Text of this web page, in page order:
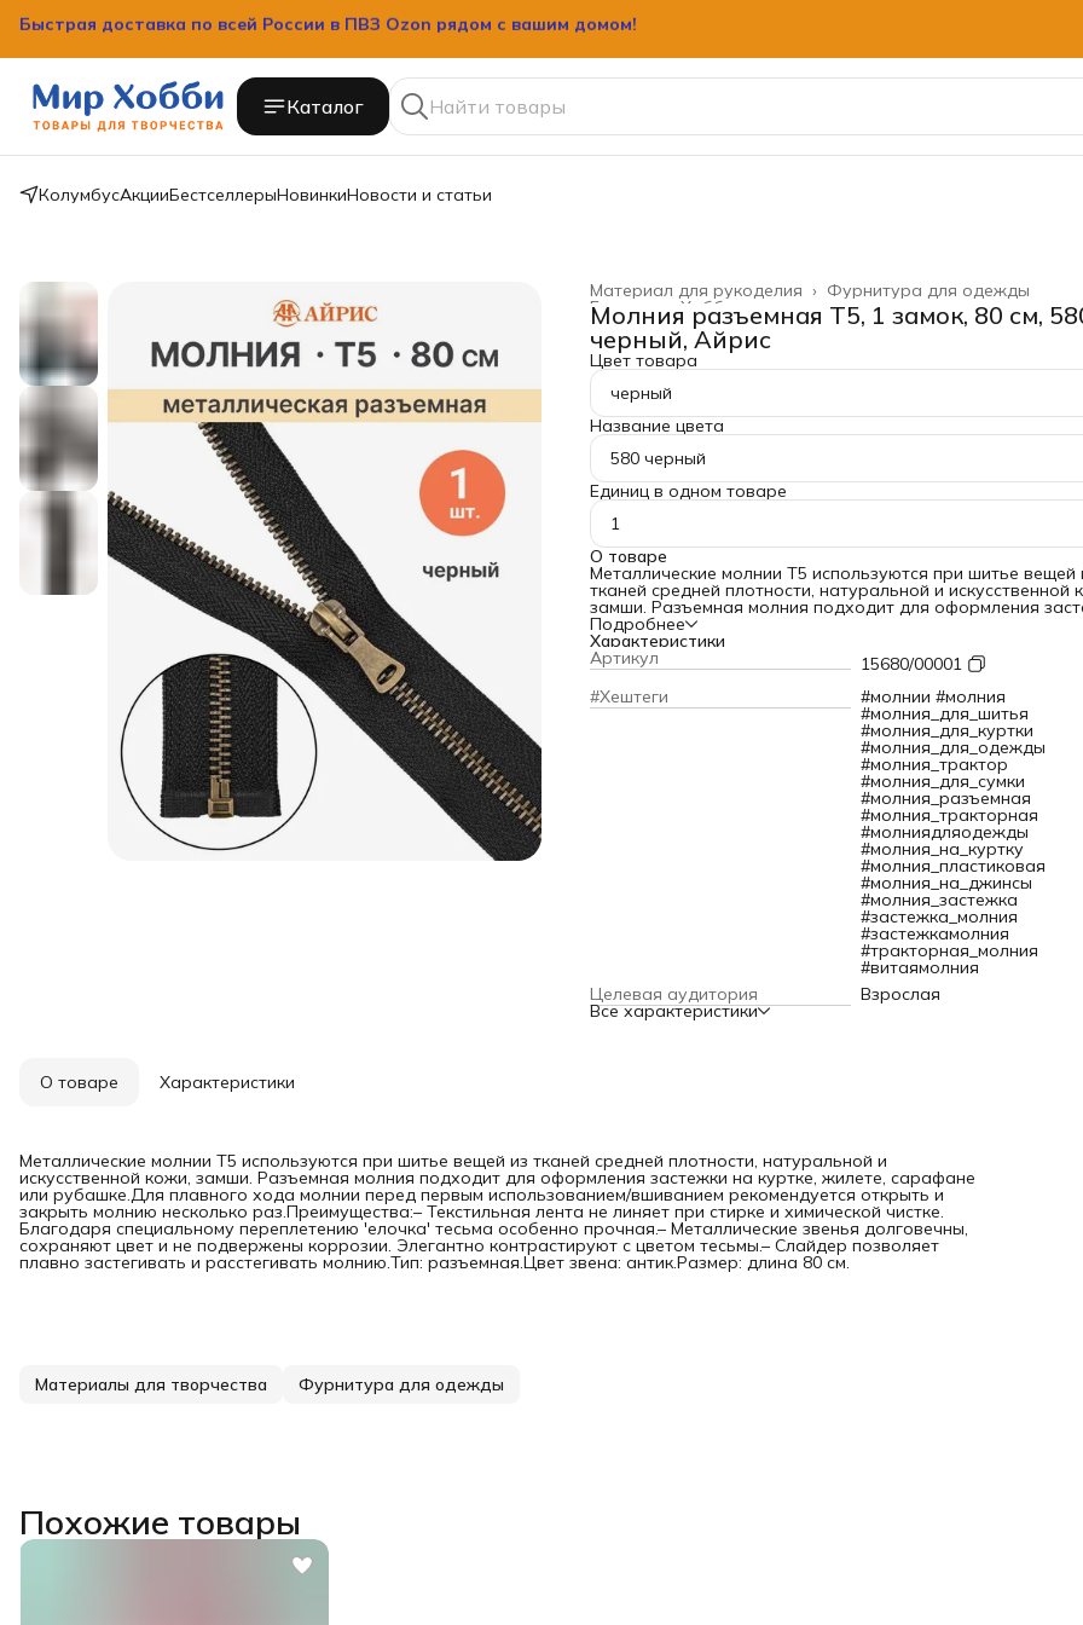
Быстрая доставка по всей России в ПВЗ Ozon рядом с вашим домом!
Каталог
КолумбусАкцииБестселлерыНовинкиНовости и статьи
Фурнитура для одежды
Материал для рукоделия ›
Хобби и творчество
Главная ›
Молния разъемная Т5, 1 замок, 80 см,
черный, Айрис
Цвет товара
черный
Название цвета
580 черный
Единиц в одном товаре
1
О товаре
Металлические молнии T5 используются при шитье вещей
тканей средней плотности, натуральной и искусственной
замши. Разъемная молния подходит для оформления
на куртке, жилете, сарафане или рубашке.Для плавного
молнии перед первым использованием/вшиванием
рекомендуется открыть и закрыть молнию несколько
раз.Преимущества:– Текстильная лента не линяет при
химической чистке. Благодаря специальному переплетению
'елочка' тесьма особенно прочная.– Металлические звенья
долговечны, сохраняют цвет и не подвержены коррозии.
Элегантно контрастируют с цветом тесьмы.– Слайдер
позволяет плавно застегивать и расстегивать молнию.Тип:
разъемная.Цвет звена: антик.Размер: длина 80 см.
Подробнее
Характеристики
Артикул
15680/00001
#Хештеги
#молнии #молния
#молния_для_шитья
#молния_для_куртки
#молния_для_одежды
#молния_трактор
#молния_для_сумки
#молния_разъемная
#молния_тракторная
#молниядляодежды
#молния_на_куртку
#молния_пластиковая
#молния_на_джинсы
#молния_застежка
#застежка_молния
#застежкамолния
#тракторная_молния
#витаямолния
Целевая аудитория
Взрослая
Все характеристики
О товаре Характеристики
Металлические молнии T5 используются при шитье вещей из тканей средней плотности, натуральной и
искусственной кожи, замши. Разъемная молния подходит для оформления застежки на куртке, жилете, сарафане
или рубашке.Для плавного хода молнии перед первым использованием/вшиванием рекомендуется открыть и
закрыть молнию несколько раз.Преимущества:– Текстильная лента не линяет при стирке и химической чистке.
Благодаря специальному переплетению 'елочка' тесьма особенно прочная.– Металлические звенья долговечны,
сохраняют цвет и не подвержены коррозии. Элегантно контрастируют с цветом тесьмы.– Слайдер позволяет
плавно застегивать и расстегивать молнию.Тип: разъемная.Цвет звена: антик.Размер: длина 80 см.
Материалы для творчества Фурнитура для одежды
Похожие товары